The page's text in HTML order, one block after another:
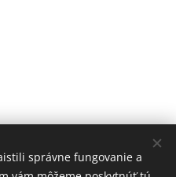
a Rada
správne fungovanie a